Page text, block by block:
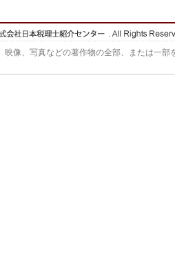
映像、写真などの著作物の全部、または一